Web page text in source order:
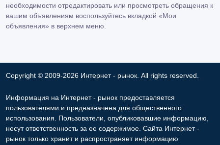
необходимости отредактировать или просмотреть обращения к
вашим объявлениям воспользуйтесь вкладкой «Мои
объявления» в верхнем меню.
Copyright © 2009-2026 Интернет - рынок. All rights reserved.
Информация на Интернет - рынок предоставляется
пользователями и предназначена для общественного
использования. Пользователи, опубликовавшие информацию,
несут ответственность за ее содержимое. Сайта Интернет -
рынок только хранит и распространяет информацию